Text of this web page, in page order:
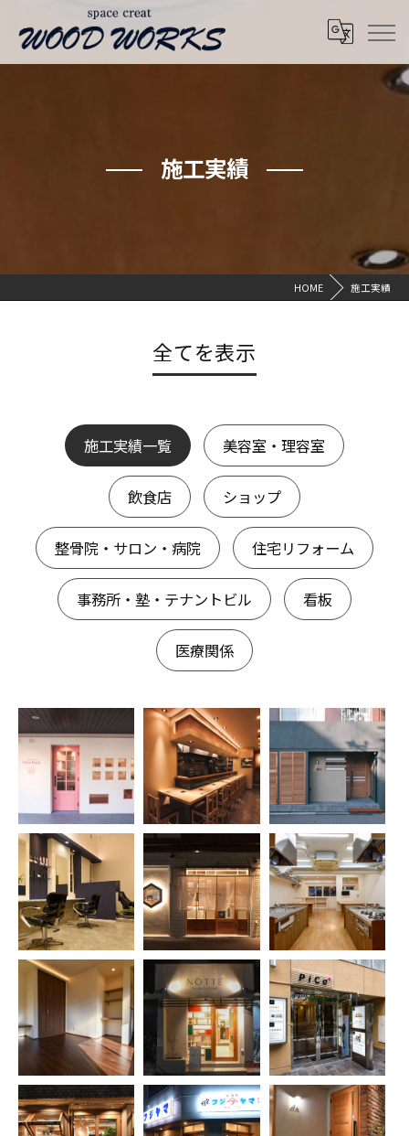
施工実績
HOME 施工実績
全てを表示
施工実績一覧 美容室・理容室
飲食店 ショップ
整骨院・サロン・病院 住宅リフォーム
事務所・塾・テナントビル 看板
医療関係